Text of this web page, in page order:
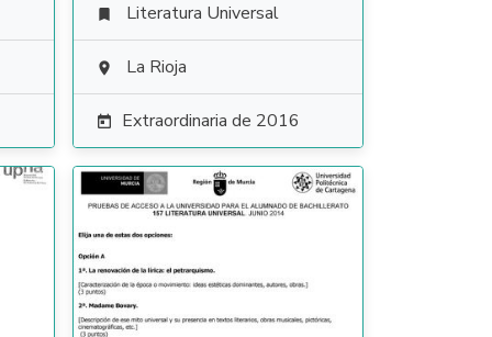
 Literatura Universal
 La Rioja
 Extraordinaria de 2016